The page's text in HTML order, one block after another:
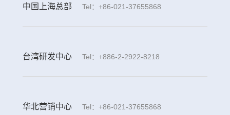
中国上海总部 Tel：+86-021-37655868
台湾研发中心 Tel：+886-2-2922-8218
华北营销中心 Tel：+86-021-37655868